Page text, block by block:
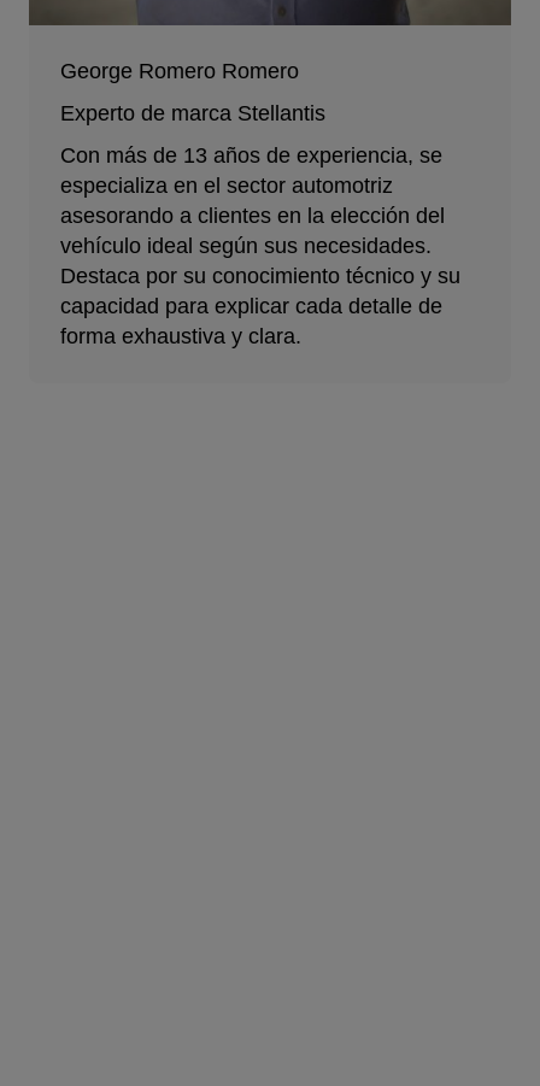
George Romero Romero
Experto de marca Stellantis
Con más de 13 años de experiencia, se
especializa en el sector automotriz
asesorando a clientes en la elección del
vehículo ideal según sus necesidades.
Destaca por su conocimiento técnico y su
capacidad para explicar cada detalle de
forma exhaustiva y clara.